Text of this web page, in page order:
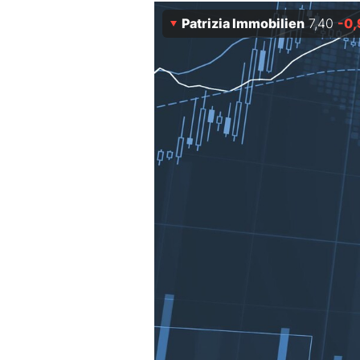
Experten
Mein B:O
Mein Konto
Patrizia Immobilien 7,40 -